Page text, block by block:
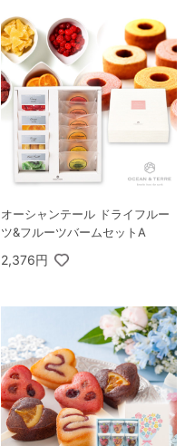
オーシャンテール ドライフルー
ツ&フルーツバームセットA
2,376円